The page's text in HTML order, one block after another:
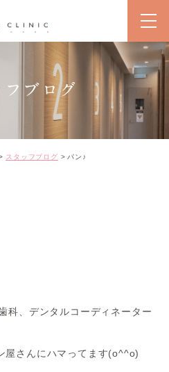
フブログ
スタッフブログ パン♪
科、デンタルコーディネーター
屋さんにハマってます(o^^o)